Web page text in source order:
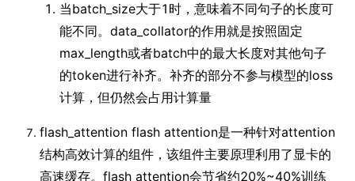
当batch_size大于1时，意味着不同句子的长度可
能不同。data_collator的作用就是按照固定
max_length或者batch中的最大长度对其他句子
的token进行补齐。补齐的部分不参与模型的loss
计算，但仍然会占用计算量
flash_attention flash attention是一种针对attention
结构高效计算的组件，该组件主要原理利用了显卡的
高速缓存。flash attention会节省约20%~40%训练